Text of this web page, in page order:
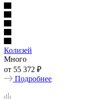
Колизей
Много
от 55 372 ₽
Подробнее